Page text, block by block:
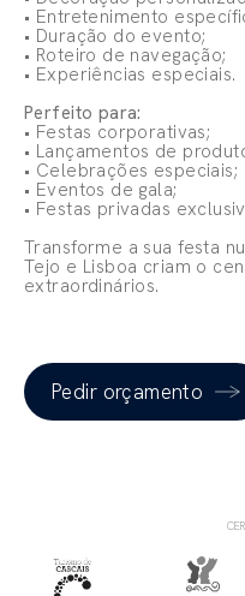
• Entretenimento
• Duração do evento;
• Roteiro de navegação;
• Experiências especiais.
Perfeito para:
• Festas corporativas;
• Lançamentos de
• Celebrações especiais;
• Eventos de gala;
• Festas privadas
Transforme a sua festa
Tejo e Lisboa criam o
extraordinários.
Pedir orçamento